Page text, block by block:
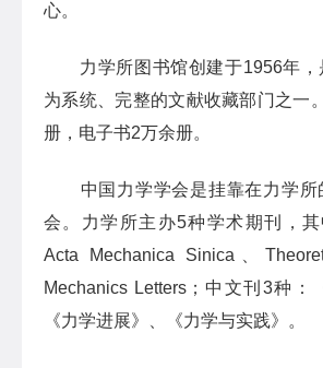
心。
力学所图书馆创建于1956年，
为系统、完整的文献收藏部门之一
册，电子书2万余册。
中国力学学会是挂靠在力学所
会。力学所主办5种学术期刊，其
Acta Mechanica Sinica、
Mechanics Letters；中文刊3种：
《力学进展》、《力学与实践》。